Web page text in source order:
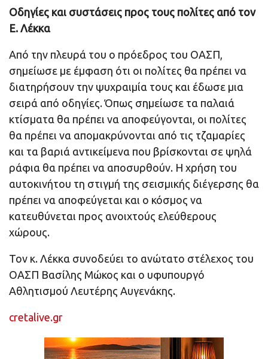
Οδηγίες και συστάσεις προς τους πολίτες από τον
Ε. Λέκκα
Από την πλευρά του ο πρόεδρος του ΟΑΣΠ,
σημείωσε με έμφαση ότι οι πολίτες θα πρέπει να
διατηρήσουν την ψυχραιμία τους και έδωσε μια
σειρά από οδηγίες. Όπως σημείωσε τα παλαιά
κτίσματα θα πρέπει να αποφεύγονται, οι πολίτες
θα πρέπει να απομακρύνονται από τις τζαμαρίες
και τα βαριά αντικείμενα που βρίσκονται σε ψηλά
ράφια θα πρέπει να αποσυρθούν. Η χρήση του
αυτοκινήτου τη στιγμή της σεισμικής διέγερσης θα
πρέπει να αποφεύγεται και ο κόσμος να
κατευθύνεται προς ανοιχτούς ελεύθερους
χώρους.
Τον κ. Λέκκα συνοδεύει το ανώτατο στέλεχος του
ΟΑΣΠ Βασίλης Μώκος και ο υφυπουργό
Αθλητισμού Λευτέρης Αυγενάκης.
cretalive.gr